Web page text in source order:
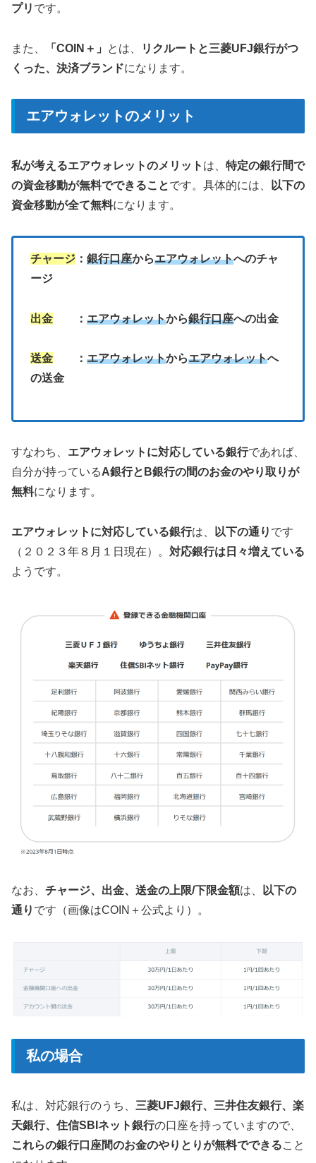
プリ です。
また、 「COIN＋」 とは、
リクルートと三菱UFJ銀行がつ
くった、決済ブランドになります。
エアウォレットのメリット
私が考えるエアウォレットのメリット は、 特定の銀行間で
の資金移動が無料でできることです。具体的には、
以下の
資金移動が全て無料になります。
チャージ ： 銀行口座からエアウォレットへのチャ
ージ
出金 ： エアウォレットから銀行口座への出金
送金 ： エアウォレットからエアウォレットへ
の送金
すなわち、 エアウォレットに対応している銀行であれば、
自分が持っているA銀行とB銀行の間のお金のやり取りが
無料になります。
エアウォレットに対応している銀行は、 以下の通り です
（２０２３年８月１日現在）。 対応銀行は日々増えている
ようです。
なお、 チャージ、出金、送金の上限/下限金額は、 以下の
通り です（画像はCOIN＋公式より）。
私の場合
私は、対応銀行のうち、 三菱UFJ銀行、三井住友銀行、楽
天銀行、住信SBIネット銀行の口座を持っていますので、
これらの銀行口座間のお金のやりとりが無料でできること